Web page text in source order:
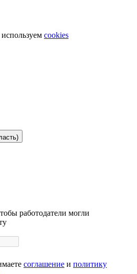
cookies
работодатели могли
соглашение и политику